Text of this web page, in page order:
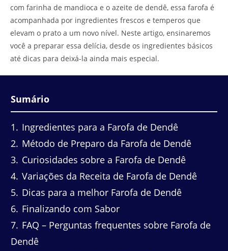
com farinha de mandioca e o azeite de dendê, essa farofa é
acompanhada por ingredientes frescos e temperos que
elevam o prato a um novo nível. Neste artigo, ensinaremos
você a preparar essa delícia, desde os ingredientes básicos
até dicas para deixá-la ainda mais especial.
Sumário
1
Ingredientes para a Farofa de Dendê
2 Método de Preparo da Farofa de Dendê
3 Curiosidades sobre a Farofa de Dendê
4 Variações da Receita de Farofa de Dendê
5 Dicas para a melhor Farofa de Dendê
6 Finalizando com Sabor
7 FAQ – Perguntas frequentes sobre Farofa de
Dendê